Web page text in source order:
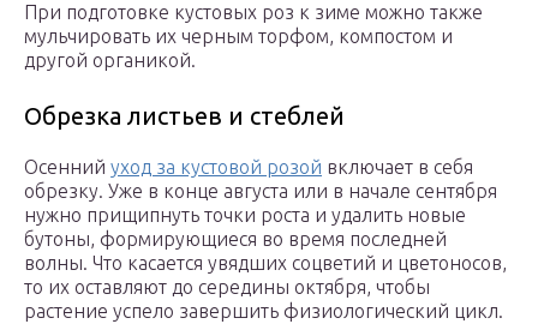
При подготовке кустовых роз к зиме можно также
мульчировать их черным торфом, компостом и
другой органикой.
Обрезка листьев и стеблей
Осенний уход за кустовой розой включает в себя
обрезку. Уже в конце августа или в начале сентября
нужно прищипнуть точки роста и удалить новые
бутоны, формирующиеся во время последней
волны. Что касается увядших соцветий и цветоносов,
то их оставляют до середины октября, чтобы
растение успело завершить физиологический цикл.